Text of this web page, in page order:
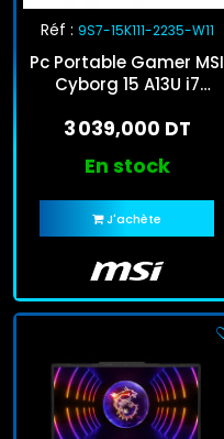
Réf : 9S7-15K111-2235-W11
Pc Portable Gamer MSI
Cyborg 15 A13U i7
RTX 3050 Windows 11
3 039,000 DT
En stock
J'achète